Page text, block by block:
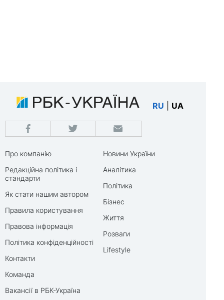
RU UA
Про компанію
Редакційна політика і
стандарти
Як стати нашим автором
Правила користування
Правова інформація
Політика конфіденційності
Контакти
Команда
Вакансії в РБК-Україна
Новини України
Аналітика
Політика
Бізнес
Життя
Розваги
Lifestyle